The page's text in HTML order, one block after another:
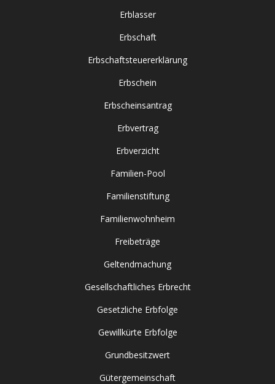
Erblasser
Erbschaft
Erbschaftsteuererklärung
Erbschein
Erbscheinsantrag
Erbvertrag
Erbverzicht
Familien-Pool
Familienstiftung
Familienwohnheim
Freibeträge
Geltendmachung
Gesellschaftliches Erbrecht
Gesetzliche Erbfolge
Gewillkürte Erbfolge
Grundbesitzwert
Gütergemeinschaft